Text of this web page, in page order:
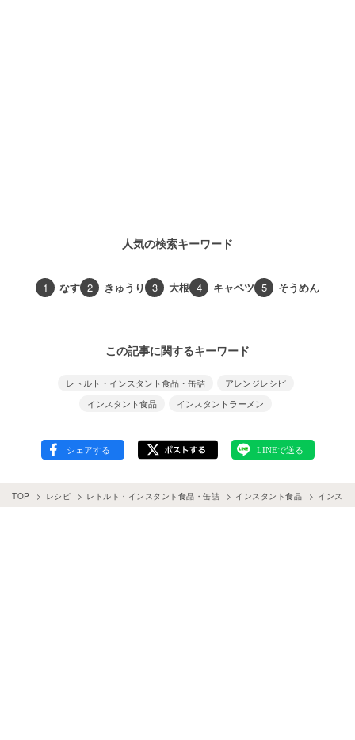
人気の検索キーワード
1 なす 2 きゅうり 3 大根 4 キャベツ 5 そうめん
この記事に関するキーワード
レトルト・インスタント食品・缶詰
アレンジレシピ
インスタント食品
インスタントラーメン
TOP レシピ レトルト・インスタント食品・缶詰 インスタント食品 インスタ